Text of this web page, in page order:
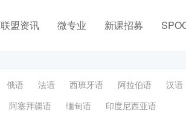
联盟资讯 微专业 新课招募
俄语 法语 西班牙语 阿拉伯语 汉语
阿塞拜疆语 缅甸语 印度尼西亚语